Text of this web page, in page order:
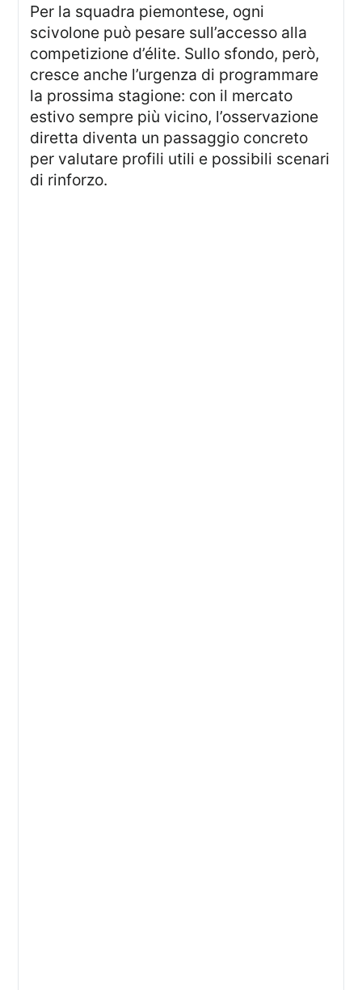
Per la squadra piemontese, ogni
scivolone può pesare sull’accesso alla
competizione d’élite. Sullo sfondo, però,
cresce anche l’urgenza di programmare
la prossima stagione: con il mercato
estivo sempre più vicino, l’osservazione
diretta diventa un passaggio concreto
per valutare profili utili e possibili scenari
di rinforzo.